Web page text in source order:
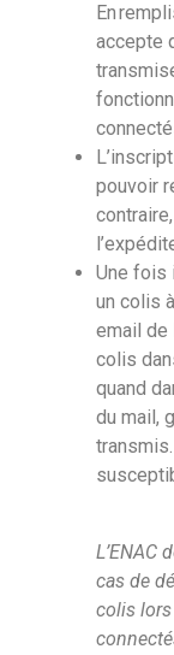
En
accepte
pouvoir
Une fois
un colis
email de
colis
quand
du mail,
L’ENAC
cas de
colis